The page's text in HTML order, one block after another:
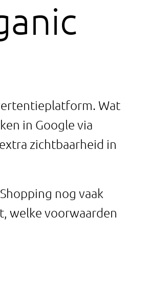
Wat
in Google via
zichtbaarheid in
nog vaak
welke voorwaarden